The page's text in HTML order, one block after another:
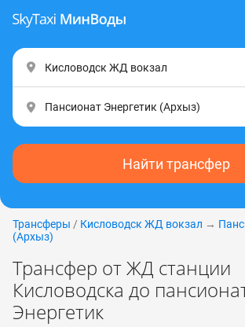
Найти трансфер
Трансферы / Кисловодск ЖД вокзал →
(Apxыз)
Трансфер от ЖД станции
Кисловодска до
Энергетик